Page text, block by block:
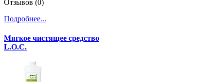
Отзывов (0)
Подробнее...
Мягкое чистящее средство
L.O.C.